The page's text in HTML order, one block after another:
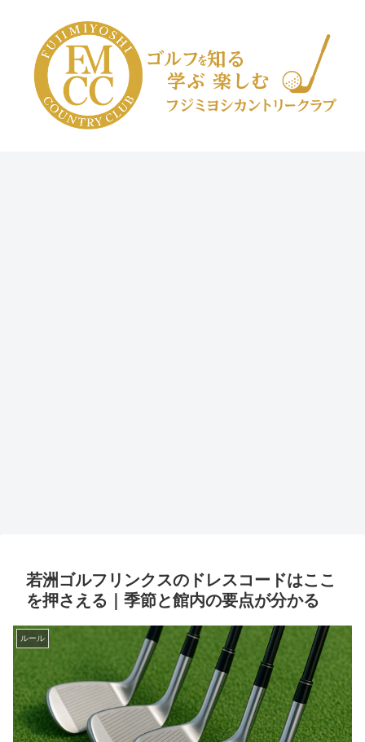
若洲ゴルフリンクスのドレスコードはここ
を押さえる｜季節と館内の要点が分かる
ルール